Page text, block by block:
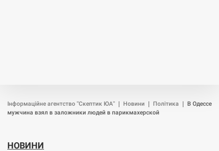
Інформаційне агентство "Скептик ЮА" Новини Політика
В Одессе
мужчина взял в заложники людей в парикмахерской
НОВИНИ